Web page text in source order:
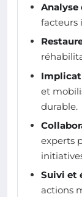
Analyse
facteurs
et
durable.
experts
Suivi et
actions